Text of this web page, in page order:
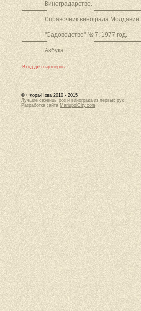
Виноградарство.
Справочник винограда Молдавии.
"Садоводство" № 7, 1977 год.
Азбука
Вход для партнеров
© Флора-Нова 2010 - 2015
Лучшие саженцы роз и винограда из первых рук
Разработка сайта MariupolCity.com